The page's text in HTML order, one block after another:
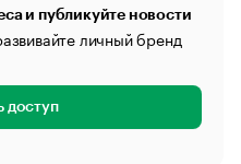
и публикуйте новости
личный бренд
доступ